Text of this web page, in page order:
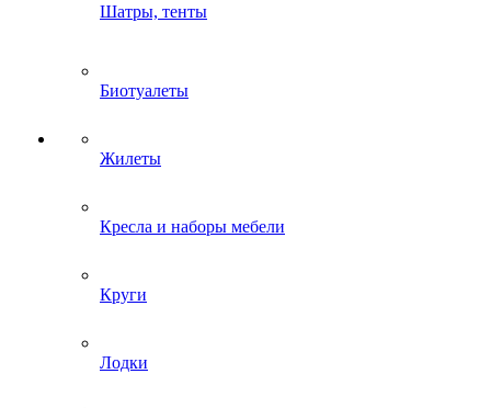
Шатры, тенты
Биотуалеты
Жилеты
Кресла и наборы мебели
Круги
Лодки